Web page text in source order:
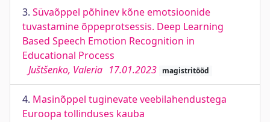
3. Süvaõppel põhinev kõne emotsioonide
tuvastamine õppeprotsessis. Deep Learning
Based Speech Emotion Recognition in
Educational Process
Juštšenko, Valeria 17.01.2023 magistritööd
4. Masinõppel tuginevate veebilahendustega
Euroopa tollinduses kauba